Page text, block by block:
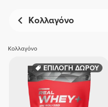
Κολλαγόνο
Κολλαγόνο
ΕΠΙΛΟΓΗ ΔΩΡΟΥ